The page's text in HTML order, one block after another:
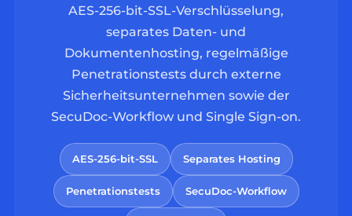
AES-256-bit-SSL-Verschlüsselung,
separates Daten- und
Dokumentenhosting, regelmäßige
Penetrationstests durch externe
Sicherheitsunternehmen sowie der
SecuDoc-Workflow und Single Sign-on.
AES-256-bit-SSL Separates Hosting
Penetrationstests SecuDoc-Workflow